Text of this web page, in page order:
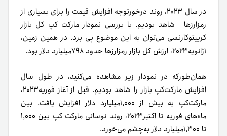
در سال ۲۰۲۳، روند درخورتوجه افزایش قیمت را برای بسیاری از
رمزارزها شاهد بودیم. با بررسی نمودار مارکت کپ کل بازار
کریپتوکارنسی می‌توان به این موضوع پی برد. در همین زمین،
۱ژانویه۲۰۲۳، ارزش کل بازار رمزارزها حدود ۷۹۸میلیارد دلار بود.
همان‌طور‌که در نمودار زیر مشاهده می‌کنید، در طول سال
افزایش مارکت‌کپ بازار را شاهد بودیم. قبل از آغاز فوریه۲۰۲۳،
مارکت‌کپ به بیش از ۱,۰۰۰میلیارد دلار افزایش یافت. بین
ماه‌های فوریه تا اکتبر۲۰۲۳، روند نوسانی مارکت کپ بین ۱,۰۰۰
تا ۱,۳۰۰میلیارد دلار به‌چشم می‌خورد.